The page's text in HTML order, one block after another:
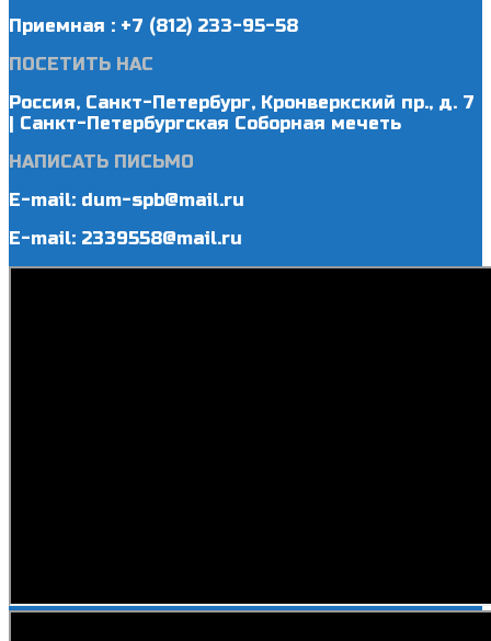
Приемная : +7 (812) 233-95-58
ПОСЕТИТЬ НАС
Россия, Санкт-Петербург, Кронверкский пр., д. 7
| Санкт-Петербургская Соборная мечеть
НАПИСАТЬ ПИСЬМО
E-mail: dum-spb@mail.ru
E-mail: 2339558@mail.ru